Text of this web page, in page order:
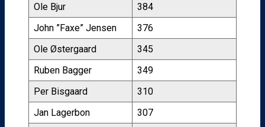
Ole Bjur
384
John ”Faxe” Jensen
376
Ole Østergaard
345
Ruben Bagger
349
Per Bisgaard
310
Jan Lagerbon
307